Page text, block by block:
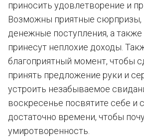
приносить удовлетворение и
Возможны приятные
денежные поступления, а
принесут неплохие доходы.
благоприятный момент, чтобы
принять предложение руки и
устроить незабываемое
воскресенье посвятите себе и
достаточно времени, чтобы
умиротворенность.